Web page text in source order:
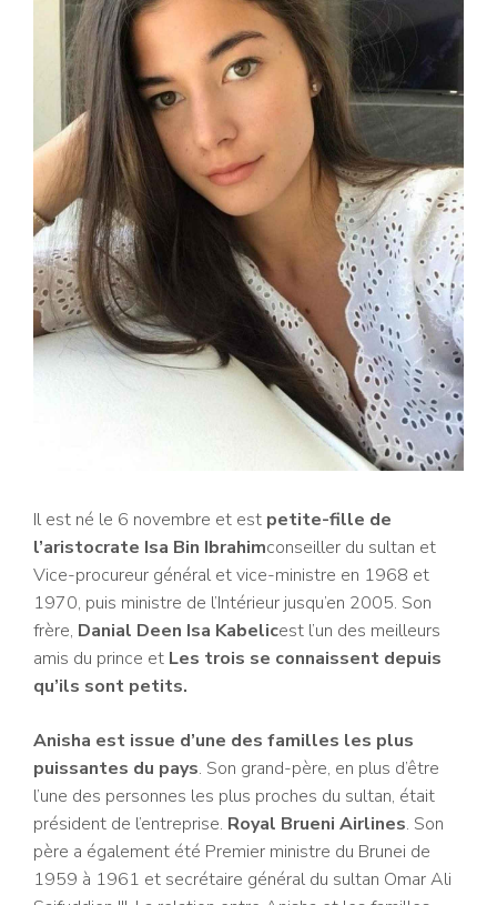
Il est né le 6 novembre et est petite-fille de
l’aristocrate Isa Bin Ibrahimconseiller du sultan et
Vice-procureur général et vice-ministre en 1968 et
1970, puis ministre de l’Intérieur jusqu’en 2005. Son
frère, Danial Deen Isa Kabelicest l’un des meilleurs
amis du prince et Les trois se connaissent depuis
qu’ils sont petits.
Anisha est issue d’une des familles les plus
puissantes du pays. Son grand-père, en plus d’être
l’une des personnes les plus proches du sultan, était
président de l’entreprise. Royal Brueni Airlines. Son
père a également été Premier ministre du Brunei de
1959 à 1961 et secrétaire général du sultan Omar Ali